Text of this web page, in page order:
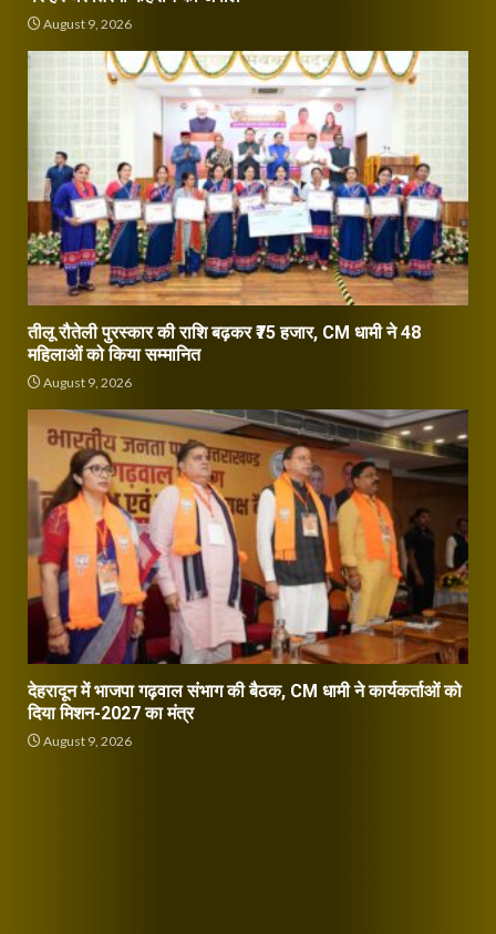
August 9, 2026
तीलू रौतेली पुरस्कार की राशि बढ़कर ₹75 हजार, CM धामी ने 48
महिलाओं को किया सम्मानित
August 9, 2026
देहरादून में भाजपा गढ़वाल संभाग की बैठक, CM धामी ने कार्यकर्ताओं को
दिया मिशन-2027 का मंत्र
August 9, 2026